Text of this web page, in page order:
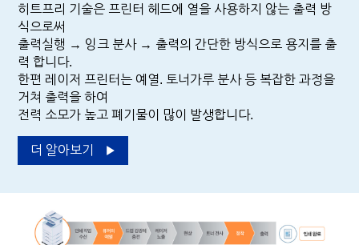
히트프리 기술은 프린터 헤드에 열을 사용하지 않는 출력 방
식으로써
출력실행 → 잉크 분사 → 출력의 간단한 방식으로 용지를 출
력 합니다.
한편 레이저 프린터는 예열. 토너가루 분사 등 복잡한 과정을
거쳐 출력을 하여
전력 소모가 높고 폐기물이 많이 발생합니다.
더 알아보기